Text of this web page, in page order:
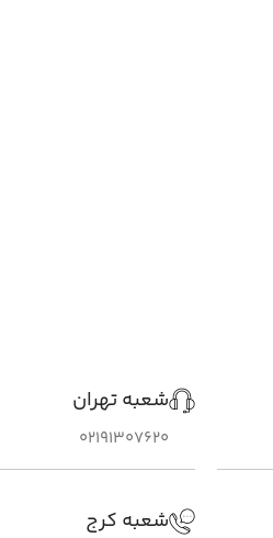
شعبه تهران
02191307620
شعبه کرج